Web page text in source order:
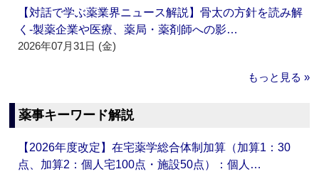
【対話で学ぶ薬業界ニュース解説】骨太の方針を読み解
く‐製薬企業や医療、薬局・薬剤師への影…
2026年07月31日 (金)
もっと見る »
薬事キーワード解説
【2026年度改定】在宅薬学総合体制加算（加算1：30
点、加算2：個人宅100点・施設50点）：個人…